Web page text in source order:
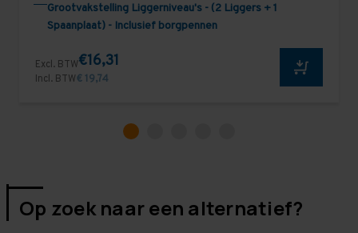
Grootvakstelling Liggerniveau's - (2 Liggers + 1
Spaanplaat) - Inclusief borgpennen
Excl. BTW€16,31
Incl. BTW€ 19,74
Op zoek naar een alternatief?